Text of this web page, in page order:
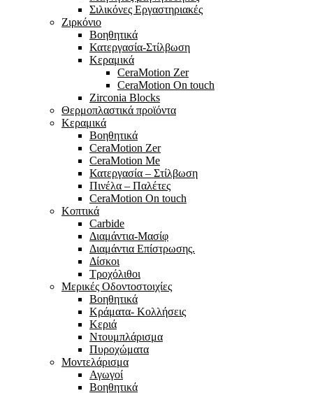
Σιλικόνες Εργαστηριακές
Ζιρκόνιο
Βοηθητικά
Κατεργασία-Στίλβωση
Κεραμικά
CeraMotion Zer
CeraMotion On touch
Zirconia Blocks
Θερμοπλαστικά προϊόντα
Κεραμικά
Βοηθητικά
CeraMotion Zer
CeraMotion Me
Κατεργασία – Στίλβωση
Πινέλα – Παλέτες
CeraMotion On touch
Κοπτικά
Carbide
Διαμάντια-Μασίφ
Διαμάντια Επίστρωσης.
Δίσκοι
Τροχόλιθοι
Μερικές Οδοντοστοιχίες
Bοηθητικά
Κράματα- Κολλήσεις
Κεριά
Ντουμπλάρισμα
Πυροχώματα
Μοντελάρισμα
Αγωγοί
Βoηθητικά